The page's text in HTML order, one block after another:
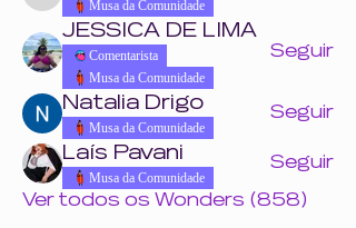
Musa da Comunidade
JESSICA DE LIMA
Comentarista
Musa da Comunidade
Seguir
Natalia Drigo
Musa da Comunidade
Seguir
Laís Pavani
Musa da Comunidade
Seguir
Ver todos os Wonders (858)